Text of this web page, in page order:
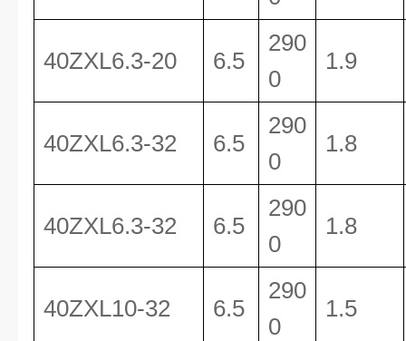
40ZXL6.3-20 6.5
290
0
1.9
40ZXL6.3-32 6.5
290
0
1.8
40ZXL6.3-32 6.5
290
0
1.8
40ZXL10-32 6.5
290
0
1.5